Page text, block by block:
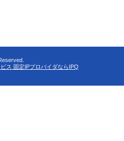
ス 固定IPプロバイダならIPQ